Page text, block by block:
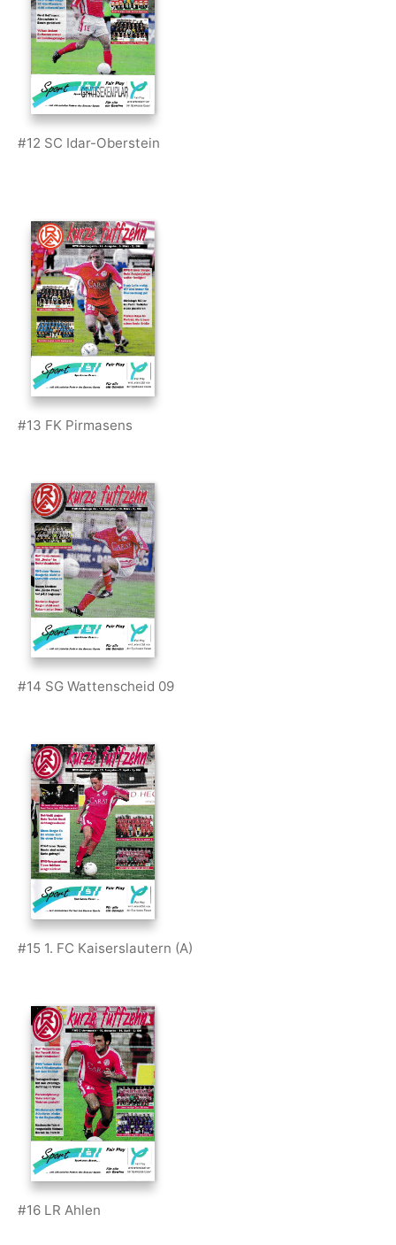
#12 SC Idar-Oberstein
#13 FK Pirmasens
#14 SG Wattenscheid 09
#15 1. FC Kaiserslautern (A)
#16 LR Ahlen